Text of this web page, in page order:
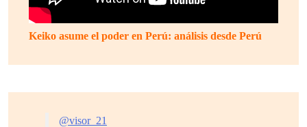
Keiko asume el poder en Perú: análisis desde Perú
@visor_21